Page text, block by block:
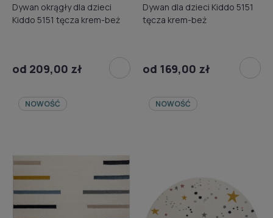
Dywan okrągły dla dzieci
Kiddo 5151 tęcza krem-beż
od 209,00 zł
Dywan dla dzieci Kiddo 5151
tęcza krem-beż
od 169,00 zł
NOWOŚĆ NOWOŚĆ